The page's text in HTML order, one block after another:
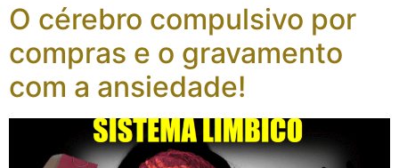
O cérebro compulsivo por
compras e o gravamento
com a ansiedade!